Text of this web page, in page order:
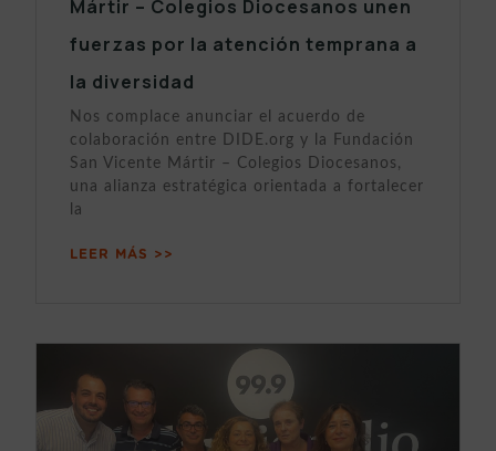
Mártir – Colegios Diocesanos unen
fuerzas por la atención temprana a
la diversidad
Nos complace anunciar el acuerdo de
colaboración entre DIDE.org y la Fundación
San Vicente Mártir – Colegios Diocesanos,
una alianza estratégica orientada a fortalecer
la
LEER MÁS >>